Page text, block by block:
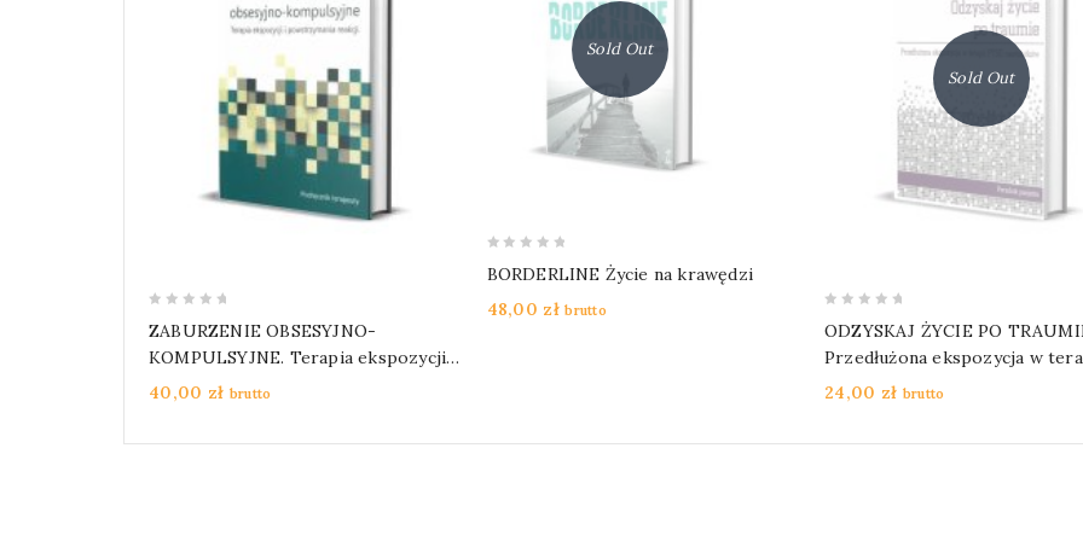
of
5
ZABURZENIE OBSESYJNO-
KOMPULSYJNE. Terapia ekspozycji i
powstrzymania reakcji. Podręcznik
40,00 zł brutto
Sold Out
of
BORDERLINE Życie na krawędzi
48,00 zł brutto
Sold Out
of
5
ODZYSKAJ ŻYCIE PO
Przedłużona ekspozycja w
PTSD nastolatków. Poradnik
24,00 zł brutto